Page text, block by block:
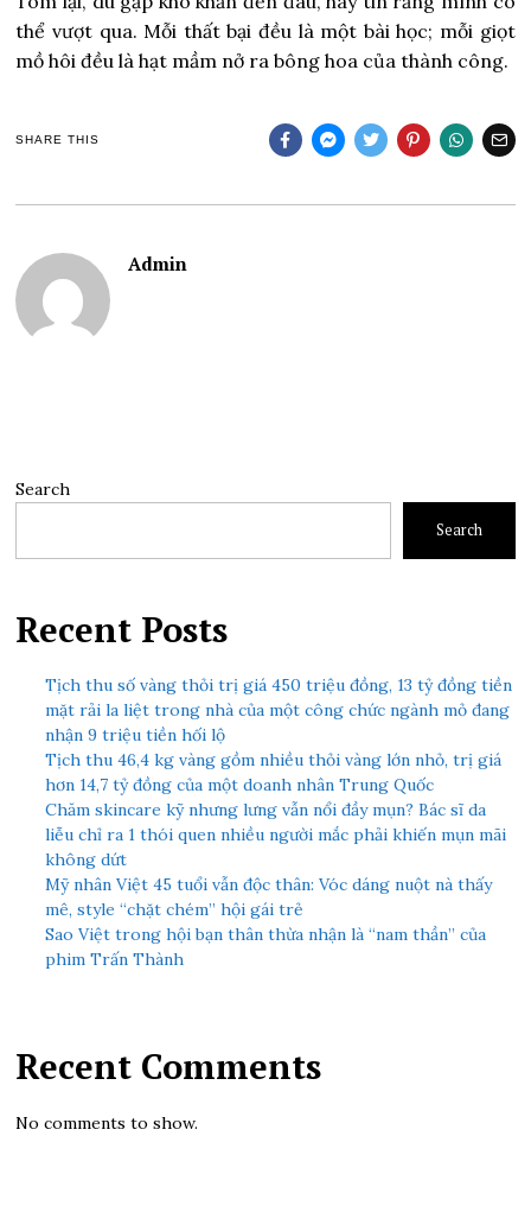
thể vượt qua. Mỗi thất bại đều là một bài học; mỗi giọt
mồ hôi đều là hạt mầm nở ra bông hoa của thành công.
SHARE THIS
Admin
Search
Search
Recent Posts
Tịch thu số vàng thỏi trị giá 450 triệu đồng, 13 tỷ đồng tiền
mặt rải la liệt trong nhà của một công chức ngành mỏ đang
nhận 9 triệu tiền hối lộ
Tịch thu 46,4 kg vàng gồm nhiều thỏi vàng lớn nhỏ, trị giá
hơn 14,7 tỷ đồng của một doanh nhân Trung Quốc
Chăm skincare kỹ nhưng lưng vẫn nổi đầy mụn? Bác sĩ da
liễu chỉ ra 1 thói quen nhiều người mắc phải khiến mụn mãi
không dứt
Mỹ nhân Việt 45 tuổi vẫn độc thân: Vóc dáng nuột nà thấy
mê, style “chặt chém” hội gái trẻ
Sao Việt trong hội bạn thân thừa nhận là “nam thần” của
phim Trấn Thành
Recent Comments
No comments to show.